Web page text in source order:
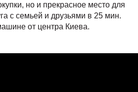
но и прекрасное место для
с семьей и друзьями в 25 мин.
от центра Киева.